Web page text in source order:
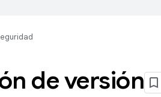
de versión